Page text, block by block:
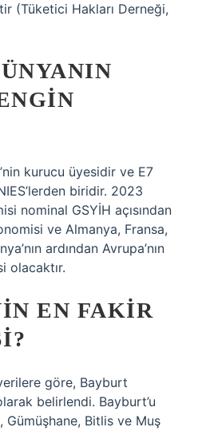
(Tüketici Hakları Derneği,
kurucu üyesidir ve E7
biridir. 2023
nominal GSYİH açısından
ve Almanya, Fransa,
ardından Avrupa’nın
olacaktır.
EN FAKIR
verilere göre, Bayburt
belirlendi. Bayburt’u
Gümüşhane, Bitlis ve Muş